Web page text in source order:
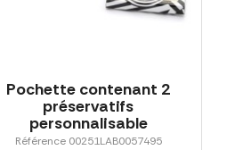
Pochette contenant 2
préservatifs
personnalisable
Référence 00251LAB0057495